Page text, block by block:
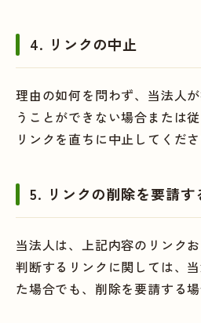
4. リンクの中止
理由の如何を問わず、当法人
うことができない場合または
リンクを直ちに中止してくださ
5. リンクの削除を要請す
当法人は、上記内容のリンク
判断するリンクに関しては、
た場合でも、削除を要請する場